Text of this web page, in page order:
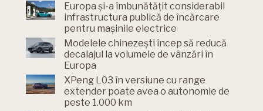
Europa și-a îmbunătățit considerabil
infrastructura publică de încărcare
pentru mașinile electrice
Modelele chinezești încep să reducă
decalajul la volumele de vânzări în
Europa
XPeng L03 în versiune cu range
extender poate avea o autonomie de
peste 1.000 km